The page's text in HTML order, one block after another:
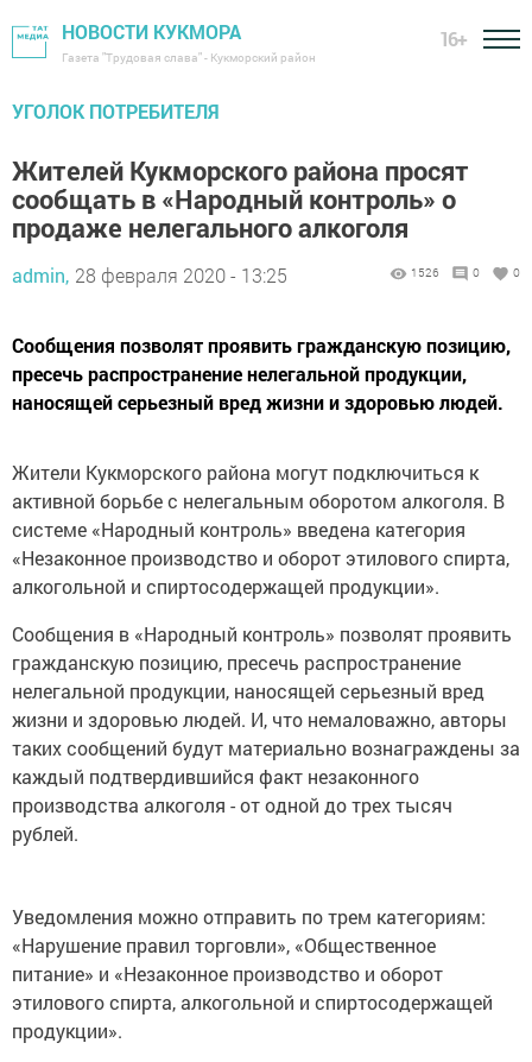
НОВОСТИ КУКМОРА
Газета "Трудовая слава" - Кукморский район
16+
УГОЛОК ПОТРЕБИТЕЛЯ
Жителей Кукморского района просят
сообщать в «Народный контроль» о
продаже нелегального алкоголя
admin, 28 февраля 2020 - 13:25 1526 0 0
Сообщения позволят проявить гражданскую позицию,
пресечь распространение нелегальной продукции,
наносящей серьезный вред жизни и здоровью людей.
Жители Кукморского района могут подключиться к
активной борьбе с нелегальным оборотом алкоголя. В
системе «Народный контроль» введена категория
«Незаконное производство и оборот этилового спирта,
алкогольной и спиртосодержащей продукции».
Сообщения в «Народный контроль» позволят проявить
гражданскую позицию, пресечь распространение
нелегальной продукции, наносящей серьезный вред
жизни и здоровью людей. И, что немаловажно, авторы
таких сообщений будут материально вознаграждены за
каждый подтвердившийся факт незаконного
производства алкоголя - от одной до трех тысяч
рублей.
Уведомления можно отправить по трем категориям:
«Нарушение правил торговли», «Общественное
питание» и «Незаконное производство и оборот
этилового спирта, алкогольной и спиртосодержащей
продукции».